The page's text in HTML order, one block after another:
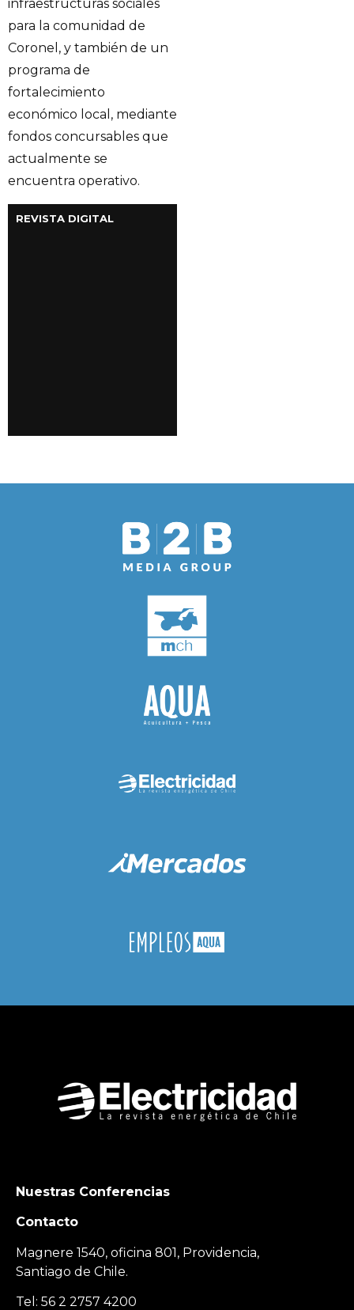
infraestructuras sociales
para la comunidad de
Coronel, y también de un
programa de
fortalecimiento
económico local, mediante
fondos concursables que
actualmente se
encuentra operativo.
REVISTA DIGITAL
Nuestras Conferencias
Contacto
Magnere 1540, oficina 801, Providencia,
Santiago de Chile.
Tel: 56 2 2757 4200